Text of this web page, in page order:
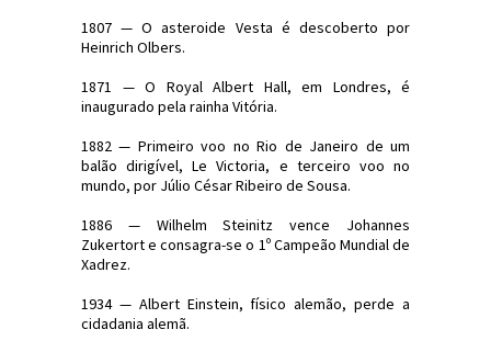
1807 — O asteroide Vesta é descoberto por
Heinrich Olbers.
1871 — O Royal Albert Hall, em Londres, é
inaugurado pela rainha Vitória.
1882 — Primeiro voo no Rio de Janeiro de um
balão dirigível, Le Victoria, e terceiro voo no
mundo, por Júlio César Ribeiro de Sousa.
1886 — Wilhelm Steinitz vence Johannes
Zukertort e consagra-se o 1º Campeão Mundial de
Xadrez.
1934 — Albert Einstein, físico alemão, perde a
cidadania alemã.